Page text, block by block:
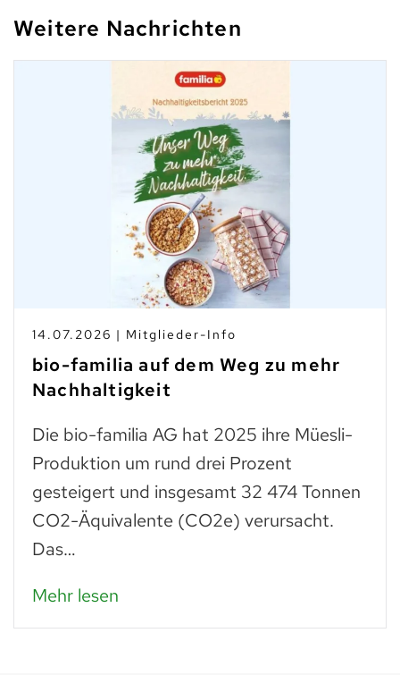
Weitere Nachrichten
14.07.2026 | Mitglieder-Info
bio-familia auf dem Weg zu mehr
Nachhaltigkeit
Die bio-familia AG hat 2025 ihre Müesli-
Produktion um rund drei Prozent
gesteigert und insgesamt 32 474 Tonnen
CO2-Äquivalente (CO2e) verursacht.
Das…
Mehr lesen